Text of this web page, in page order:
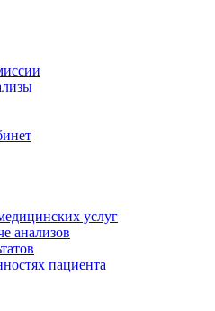
услуг
анализов
пациента